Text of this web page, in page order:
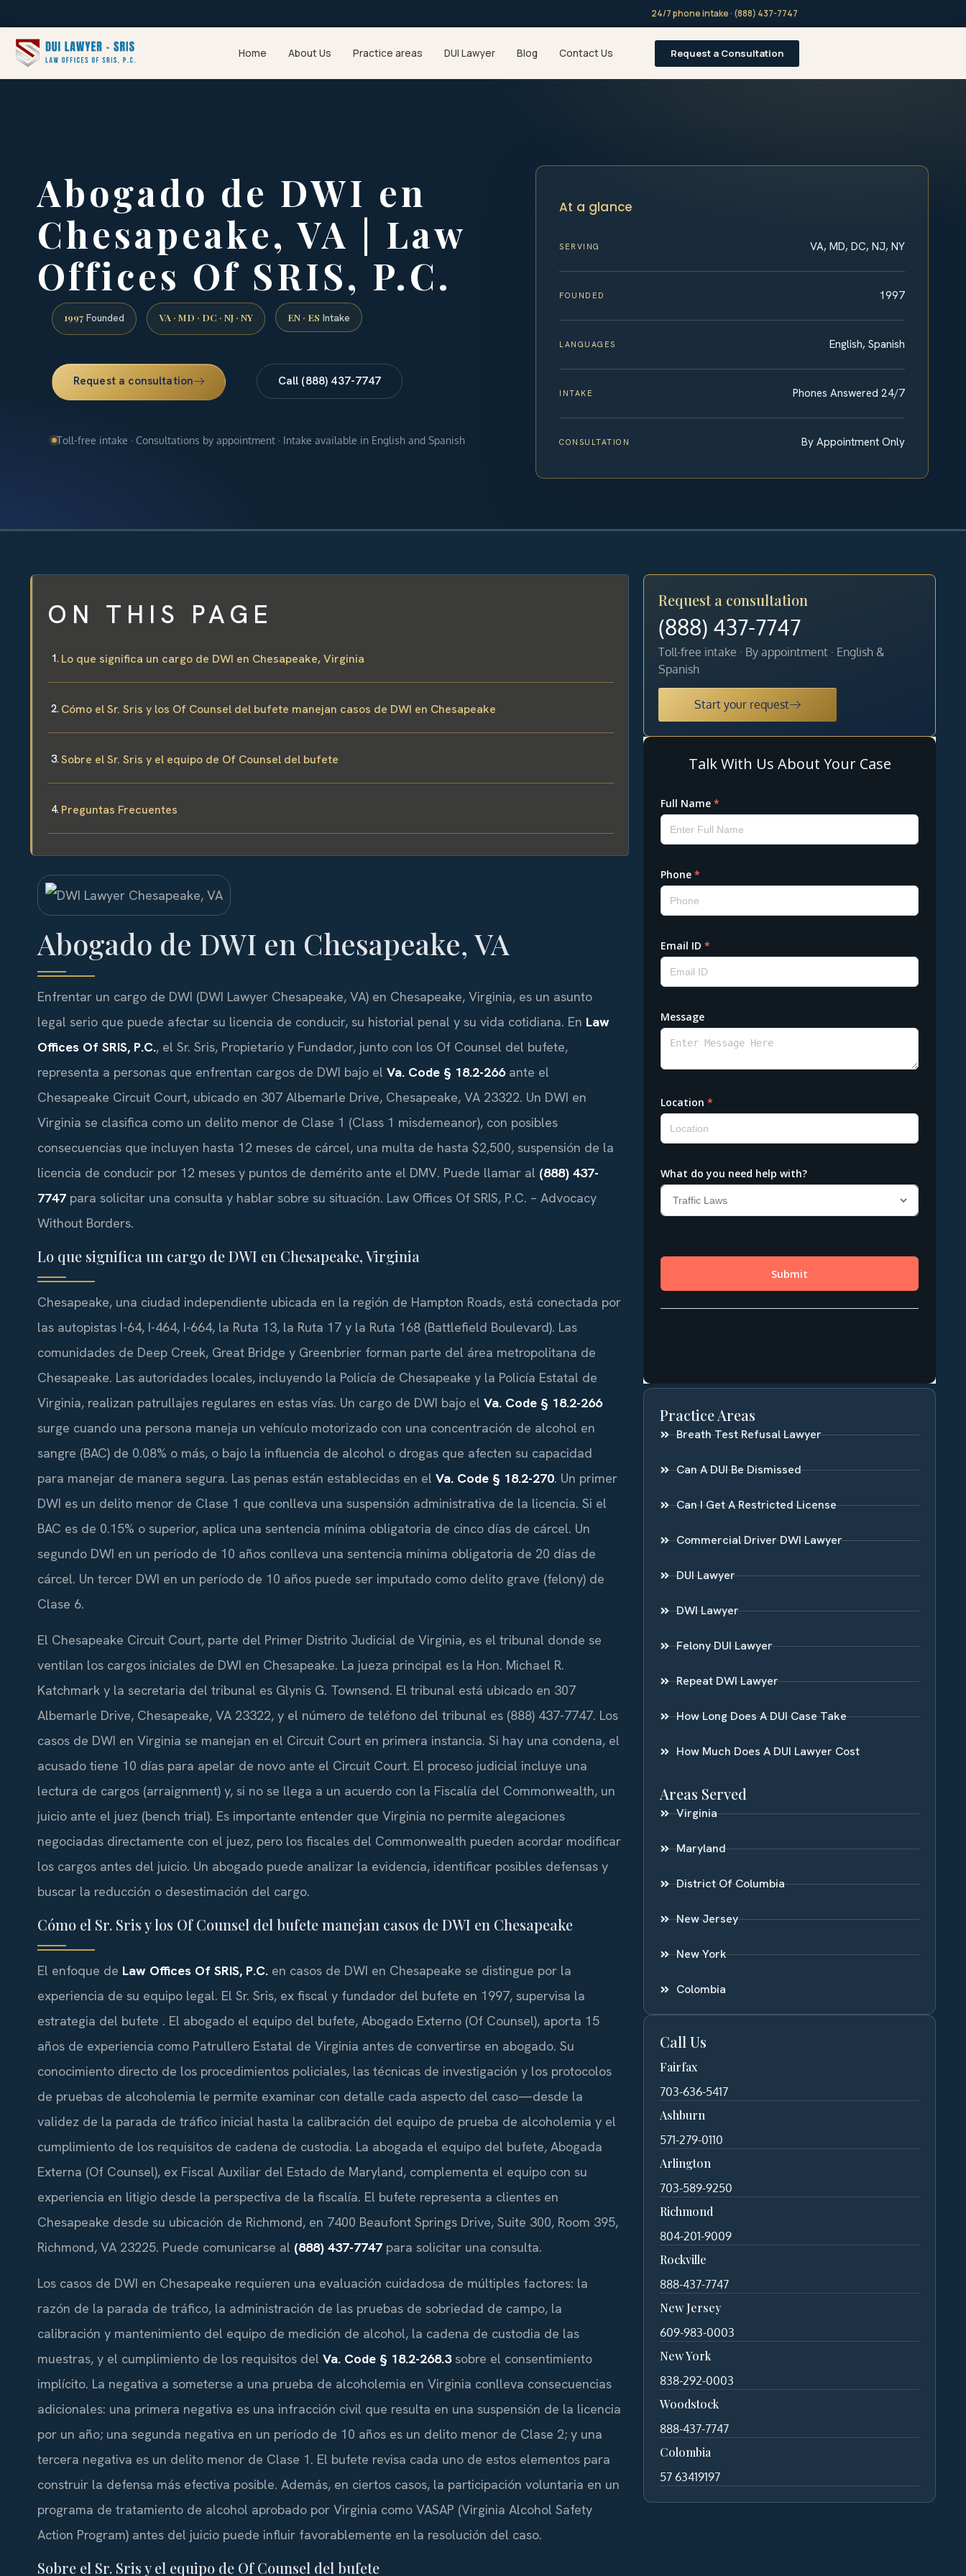
24/7 phone intake · (888) 437-7747
Home About Us Practice areas DUI Lawyer Blog Contact Us Request a Consultation
Abogado de DWI en
Chesapeake, VA | Law
Offices Of SRIS, P.C.
1997 Founded VA · MD · DC · NJ · NY EN · ES Intake
Request a consultation Call (888) 437-7747
Toll-free intake · Consultations by appointment · Intake available in English and Spanish
At a glance
SERVING VA, MD, DC, NJ, NY
FOUNDED 1997
LANGUAGES English, Spanish
INTAKE Phones Answered 24/7
CONSULTATION By Appointment Only
ON THIS PAGE
Lo que significa un cargo de DWI en Chesapeake, Virginia
Cómo el Sr. Sris y los Of Counsel del bufete manejan casos de DWI en Chesapeake
Sobre el Sr. Sris y el equipo de Of Counsel del bufete
Preguntas Frecuentes
Abogado de DWI en Chesapeake, VA
Enfrentar un cargo de DWI (DWI Lawyer Chesapeake, VA) en Chesapeake, Virginia, es un asunto
legal serio que puede afectar su licencia de conducir, su historial penal y su vida cotidiana. En Law
Offices Of SRIS, P.C., el Sr. Sris, Propietario y Fundador, junto con los Of Counsel del bufete,
representa a personas que enfrentan cargos de DWI bajo el Va. Code § 18.2-266ante el
Chesapeake Circuit Court, ubicado en 307 Albemarle Drive, Chesapeake, VA 23322. Un DWI en
Virginia se clasifica como un delito menor de Clase 1 (Class 1 misdemeanor), con posibles
consecuencias que incluyen hasta 12 meses de cárcel, una multa de hasta $2,500, suspensión de la
licencia de conducir por 12 meses y puntos de demérito ante el DMV. Puede llamar al (888) 437-
7747 para solicitar una consulta y hablar sobre su situación. Law Offices Of SRIS, P.C. – Advocacy
Without Borders.
Lo que significa un cargo de DWI en Chesapeake, Virginia
Chesapeake, una ciudad independiente ubicada en la región de Hampton Roads, está conectada por
las autopistas I-64, I-464, I-664, la Ruta 13, la Ruta 17 y la Ruta 168 (Battlefield Boulevard). Las
comunidades de Deep Creek, Great Bridge y Greenbrier forman parte del área metropolitana de
Chesapeake. Las autoridades locales, incluyendo la Policía de Chesapeake y la Policía Estatal de
Virginia, realizan patrullajes regulares en estas vías. Un cargo de DWI bajo el Va. Code § 18.2-266
surge cuando una persona maneja un vehículo motorizado con una concentración de alcohol en
sangre (BAC) de 0.08% o más, o bajo la influencia de alcohol o drogas que afecten su capacidad
para manejar de manera segura. Las penas están establecidas en el Va. Code § 18.2-270. Un primer
DWI es un delito menor de Clase 1 que conlleva una suspensión administrativa de la licencia. Si el
BAC es de 0.15% o superior, aplica una sentencia mínima obligatoria de cinco días de cárcel. Un
segundo DWI en un período de 10 años conlleva una sentencia mínima obligatoria de 20 días de
cárcel. Un tercer DWI en un período de 10 años puede ser imputado como delito grave (felony) de
Clase 6.
El Chesapeake Circuit Court, parte del Primer Distrito Judicial de Virginia, es el tribunal donde se
ventilan los cargos iniciales de DWI en Chesapeake. La jueza principal es la Hon. Michael R.
Katchmark y la secretaria del tribunal es Glynis G. Townsend. El tribunal está ubicado en 307
Albemarle Drive, Chesapeake, VA 23322, y el número de teléfono del tribunal es (888) 437-7747. Los
casos de DWI en Virginia se manejan en el Circuit Court en primera instancia. Si hay una condena, el
acusado tiene 10 días para apelar de novo ante el Circuit Court. El proceso judicial incluye una
lectura de cargos (arraignment) y, si no se llega a un acuerdo con la Fiscalía del Commonwealth, un
juicio ante el juez (bench trial). Es importante entender que Virginia no permite alegaciones
negociadas directamente con el juez, pero los fiscales del Commonwealth pueden acordar modificar
los cargos antes del juicio. Un abogado puede analizar la evidencia, identificar posibles defensas y
buscar la reducción o desestimación del cargo.
Cómo el Sr. Sris y los Of Counsel del bufete manejan casos de DWI en Chesapeake
El enfoque de Law Offices Of SRIS, P.C. en casos de DWI en Chesapeake se distingue por la
experiencia de su equipo legal. El Sr. Sris, ex fiscal y fundador del bufete en 1997, supervisa la
estrategia del bufete . El abogado el equipo del bufete, Abogado Externo (Of Counsel), aporta 15
años de experiencia como Patrullero Estatal de Virginia antes de convertirse en abogado. Su
conocimiento directo de los procedimientos policiales, las técnicas de investigación y los protocolos
de pruebas de alcoholemia le permite examinar con detalle cada aspecto del caso—desde la
validez de la parada de tráfico inicial hasta la calibración del equipo de prueba de alcoholemia y el
cumplimiento de los requisitos de cadena de custodia. La abogada el equipo del bufete, Abogada
Externa (Of Counsel), ex Fiscal Auxiliar del Estado de Maryland, complementa el equipo con su
experiencia en litigio desde la perspectiva de la fiscalía. El bufete representa a clientes en
Chesapeake desde su ubicación de Richmond, en 7400 Beaufont Springs Drive, Suite 300, Room 395,
Richmond, VA 23225. Puede comunicarse al (888) 437-7747 para solicitar una consulta.
Los casos de DWI en Chesapeake requieren una evaluación cuidadosa de múltiples factores: la
razón de la parada de tráfico, la administración de las pruebas de sobriedad de campo, la
calibración y mantenimiento del equipo de medición de alcohol, la cadena de custodia de las
muestras, y el cumplimiento de los requisitos del Va. Code § 18.2-268.3sobre el consentimiento
implícito. La negativa a someterse a una prueba de alcoholemia en Virginia conlleva consecuencias
adicionales: una primera negativa es una infracción civil que resulta en una suspensión de la licencia
por un año; una segunda negativa en un período de 10 años es un delito menor de Clase 2; y una
tercera negativa es un delito menor de Clase 1. El bufete revisa cada uno de estos elementos para
construir la defensa más efectiva posible. Además, en ciertos casos, la participación voluntaria en un
programa de tratamiento de alcohol aprobado por Virginia como VASAP (Virginia Alcohol Safety
Action Program) antes del juicio puede influir favorablemente en la resolución del caso.
Sobre el Sr. Sris y el equipo de Of Counsel del bufete
Request a consultation
(888) 437-7747
Toll-free intake · By appointment · English &
Spanish
Start your request
Practice Areas
Breath Test Refusal Lawyer
Can A DUI Be Dismissed
Can I Get A Restricted License
Commercial Driver DWI Lawyer
DUI Lawyer
DWI Lawyer
Felony DUI Lawyer
Repeat DWI Lawyer
How Long Does A DUI Case Take
How Much Does A DUI Lawyer Cost
Areas Served
Virginia
Maryland
District Of Columbia
New Jersey
New York
Colombia
Call Us
Fairfax
703-636-5417
Ashburn
571-279-0110
Arlington
703-589-9250
Richmond
804-201-9009
Rockville
888-437-7747
New Jersey
609-983-0003
New York
838-292-0003
Woodstock
888-437-7747
Colombia
57 63419197